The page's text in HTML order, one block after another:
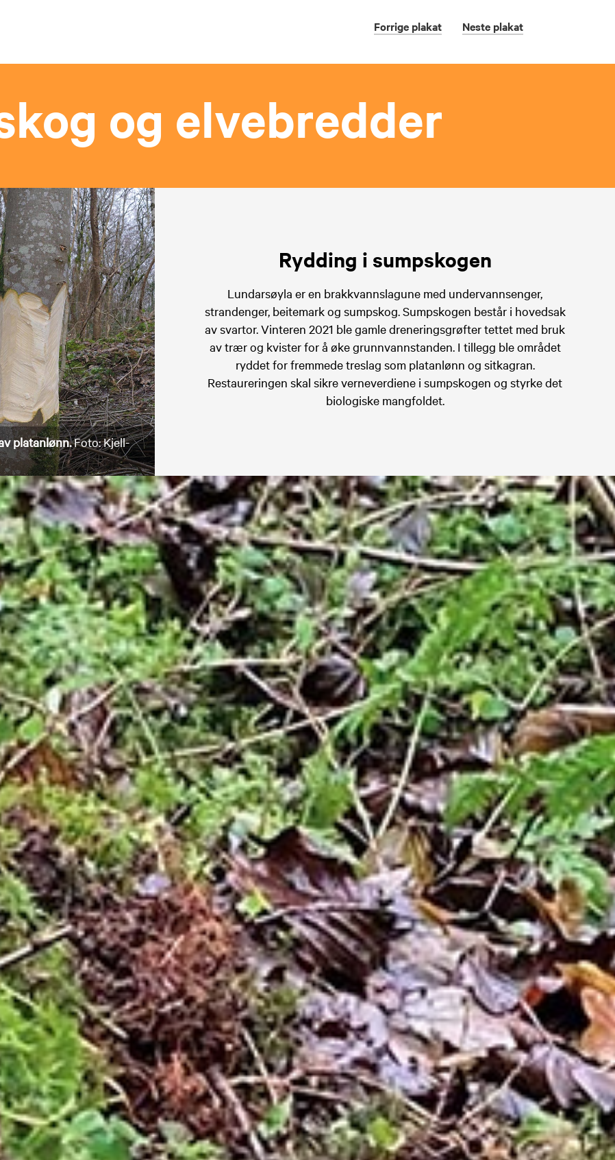
Forrige plakat Neste plakat
og elvebredder
Rydding i sumpskogen
Lundarsøyla er en brakkvannslagune med undervannsenger,
strandenger, beitemark og sumpskog. Sumpskogen består i hovedsak
av svartor. Vinteren 2021 ble gamle dreneringsgrøfter tettet med bruk
av trær og kvister for å øke grunnvannstanden. I tillegg ble området
ryddet for fremmede treslag som platanlønn og sitkagran.
Restaureringen skal sikre verneverdiene i sumpskogen og styrke det
biologiske mangfoldet.
platanlønn.Foto: Kjell-